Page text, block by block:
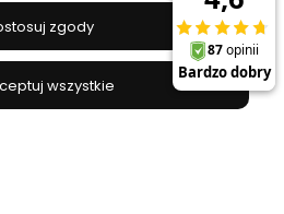
zł
koszyka
zgody
wszystkie